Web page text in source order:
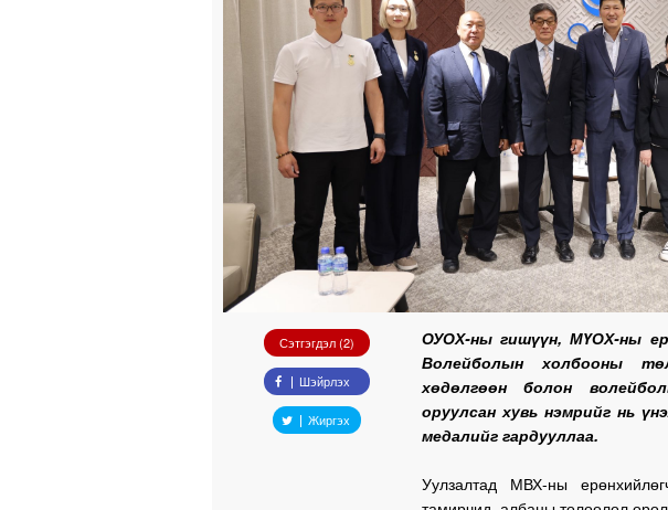
Сэтгэгдэл (2)
Шэйрлэх
Жиргэх
ОУОХ-ны гишүүн, МҮОХ-ны
Волейболын холбооны
хөдөлгөөн болон
оруулсан хувь нэмрийг нь
медалийг гардууллаа.
Уулзалтад МВХ-ны